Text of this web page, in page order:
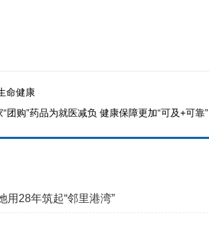
命健康
团购”药品为就医减负 健康保障更加“可及+可靠”
用28年筑起“邻里港湾”